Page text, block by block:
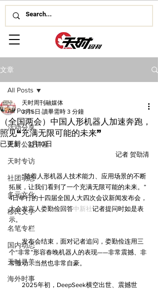
文章
All Posts
活动分享
天时公益讲座
天时专访
社团动态
多元文化
移民文学
名笔专栏
国内动态
天时寻美
海外时事
All Posts
（全国两会）中国人形机器人加速奔跑，
照见“充满无限可能的未来”
天时周刊融媒体
3月5日 讀畢需時 3 分鐘
已更新：3月10日
记者 贺劭清
“随着人形机器人技术能力、应用场景的不断
拓展，让我们看到了一个充满无限可能的未来。”
4日举行的十四届全国人大四次会议新闻发布会，
大会发言人娄勤俭回答中新社记者提问时如是表
示。
发布会结束，面对记者追问，娄勤俭连用三
个“非常”形容春晚机器人的表现——非常震撼、非
常激动，当然也非常自豪。
2025年初，DeepSeek横空出世、震撼世